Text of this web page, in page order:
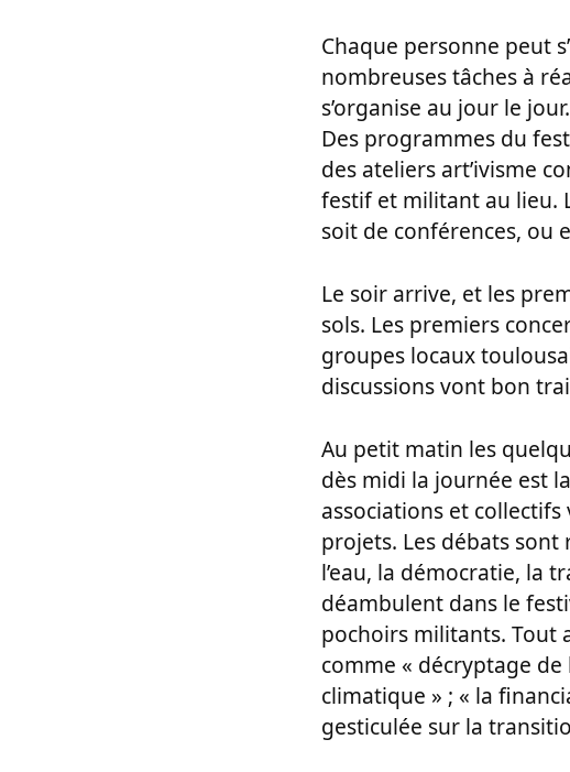
Chaque personne peut
nombreuses tâches à
s’organise au jour le jour.
Des programmes du
des ateliers art’ivisme
festif et militant au lieu.
soit de conférences, ou
Le soir arrive, et les
sols. Les premiers
groupes locaux
discussions vont bon
Au petit matin les
dès midi la journée est
associations et
projets. Les débats
l’eau, la démocratie, la
déambulent dans le
pochoirs militants. Tout
comme « décryptage
climatique » ; « la
gesticulée sur la